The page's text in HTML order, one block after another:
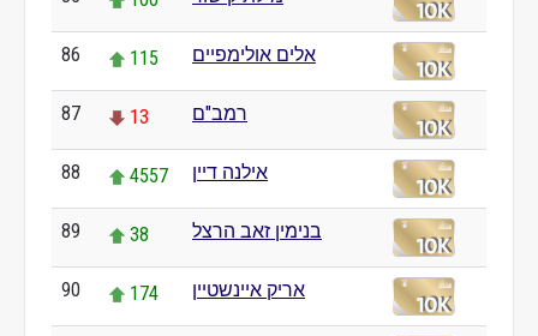
86 115 אלים אולימפיים
87 13 רמב"ם
88 4557 אילנה דיין
89 38 בנימין זאב הרצל
90 174 אריק איינשטיין